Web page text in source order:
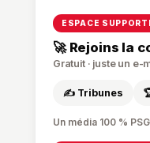
ESPACE
🚀 Rejoins la
Gratuit · juste un e-
✍️ Tribunes
Un média 100 %